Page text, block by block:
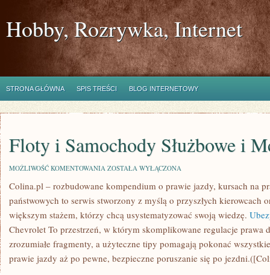
Hobby, Rozrywka, Internet
STRONA GŁÓWNA SPIS TREŚCI BLOG INTERNETOWY
Floty i Samochody Służbowe i
MOŻLIWOŚĆ KOMENTOWANIA FLOTY
SAMOCHODY
I
MCLAREN
ZOSTAŁA WYŁĄCZONA
Colina.pl – rozbudowane kompendium o prawie jazdy, kursach na
państwowych to serwis stworzony z myślą o przyszłych kierowcach
większym stażem, którzy chcą usystematyzować swoją wiedzę.
Chevrolet To przestrzeń, w którym skomplikowane regulacje prawa
zrozumiałe fragmenty, a użyteczne tipy pomagają pokonać
prawie jazdy aż po pewne, bezpieczne poruszanie się po